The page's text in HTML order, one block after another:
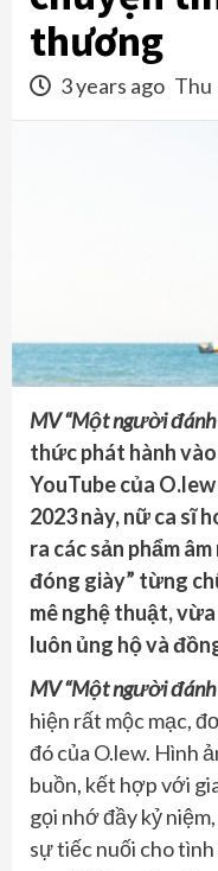
thương
3 years ago Thu
MV “Một người
thức phát hành
YouTube của
2023 này, nữ ca sĩ
ra các sản phẩm
đóng giày” từng
mê nghệ thuật,
luôn ủng hộ và
MV “Một người
hiện rất mộc mạc,
đó của O.lew. Hình
buồn, kết hợp với
gọi nhớ đầy kỷ
sự tiếc nuối cho